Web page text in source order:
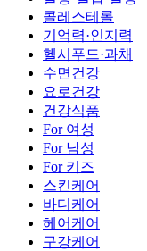
콜레스테롤
기억력·인지력
헬시푸드·과채
수면건강
요로건강
건강식품
For 여성
For 남성
For 키즈
스킨케어
바디케어
헤어케어
구강케어